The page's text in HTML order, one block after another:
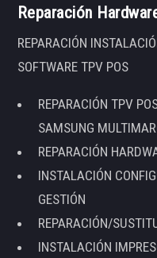
Reparación
REPARACIÓN
SOFTWARE TPV POS
REPARACIÓN TPV
SAMSUNG
REPARACIÓN
INSTALACIÓN
GESTIÓN
REPARACIÓN/
INSTALACIÓN